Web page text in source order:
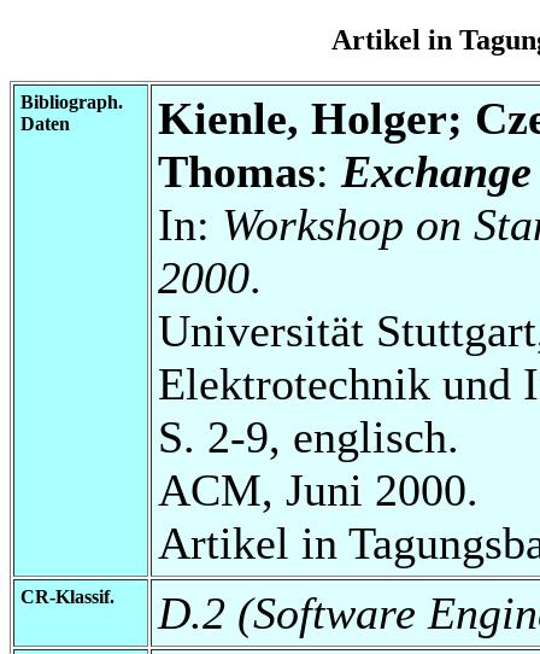
Artikel in
Bibliograph.
Daten
Kienle, Holger;
Thomas:
In: Workshop on
2000.
Universität
Elektrotechnik und
S. 2-9, englisch.
ACM, Juni 2000.
Artikel in
CR-Klassif. D.2 (Software